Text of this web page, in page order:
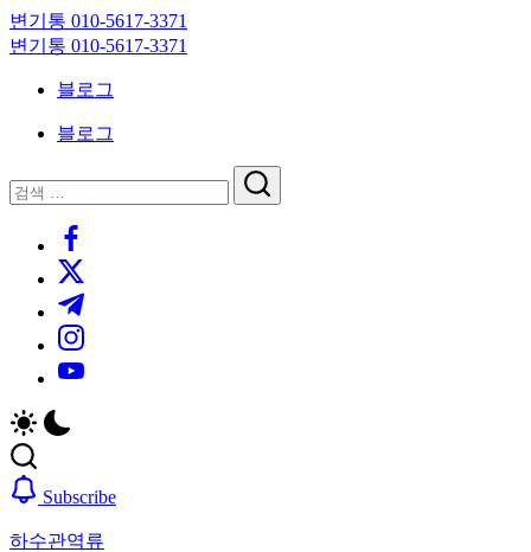
Skip
to
content
변기통 010-5617-3371
변
대
기
변기통 010-5617-3371
크
대
기
블로그
블로그
닫
기
검
검
https://www.facebook.com/
https://twitter.com/
https://t.me/
https://www.instagram.com/
https://youtube.com/
Subscribe
하수관역류